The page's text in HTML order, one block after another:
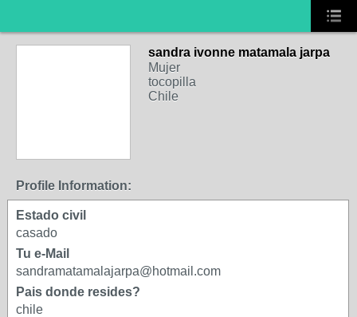
sandra ivonne matamala jarpa
Mujer
tocopilla
Chile
Profile Information:
Estado civil
casado
Tu e-Mail
sandramatamalajarpa@hotmail.com
Pais donde resides?
chile